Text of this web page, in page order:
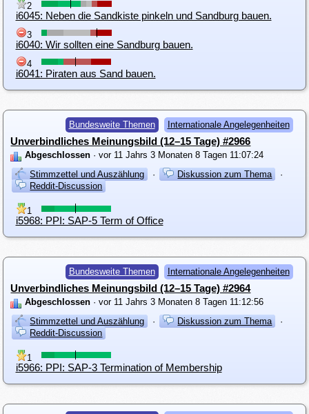
2
i6045: Neben die Sandkiste pinkeln und Sandburg bauen.
3
i6040: Wir sollten eine Sandburg bauen.
4
i6041: Piraten aus Sand bauen.
Bundesweite Themen Internationale Angelegenheiten
Unverbindliches Meinungsbild (12–15 Tage) #2966
Abgeschlossen · vor 11 Jahrs 3 Monaten 8 Tagen 11:07:24
Stimmzettel und Auszählung
· Diskussion zum Thema
·
Reddit-Discussion
1
i5968: PPI: SAP-5 Term of Office
Bundesweite Themen Internationale Angelegenheiten
Unverbindliches Meinungsbild (12–15 Tage) #2964
Abgeschlossen · vor 11 Jahrs 3 Monaten 8 Tagen 11:12:56
Stimmzettel und Auszählung
· Diskussion zum Thema
·
Reddit-Discussion
1
i5966: PPI: SAP-3 Termination of Membership